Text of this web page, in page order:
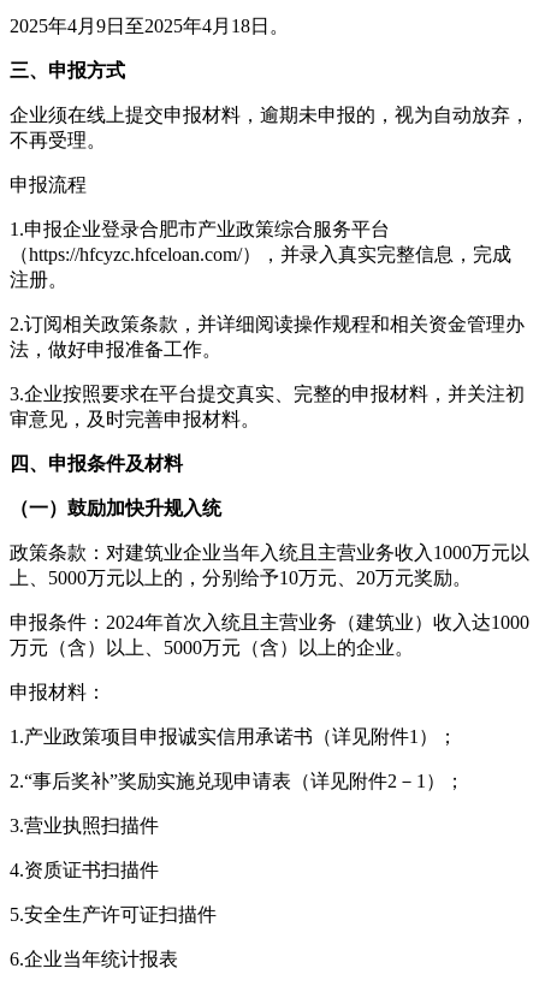
2025年4月9日至2025年4月18日。
三、申报方式
企业须在线上提交申报材料，逾期未申报的，视为自动放弃，
不再受理。
申报流程
1.申报企业登录合肥市产业政策综合服务平台
（https://hfcyzc.hfceloan.com/），并录入真实完整信息，完成
注册。
2.订阅相关政策条款，并详细阅读操作规程和相关资金管理办
法，做好申报准备工作。
3.企业按照要求在平台提交真实、完整的申报材料，并关注初
审意见，及时完善申报材料。
四、申报条件及材料
（一）鼓励加快升规入统
政策条款：对建筑业企业当年入统且主营业务收入1000万元以
上、5000万元以上的，分别给予10万元、20万元奖励。
申报条件：2024年首次入统且主营业务（建筑业）收入达1000
万元（含）以上、5000万元（含）以上的企业。
申报材料：
1.产业政策项目申报诚实信用承诺书（详见附件1）；
2.“事后奖补”奖励实施兑现申请表（详见附件2－1）；
3.营业执照扫描件
4.资质证书扫描件
5.安全生产许可证扫描件
6.企业当年统计报表